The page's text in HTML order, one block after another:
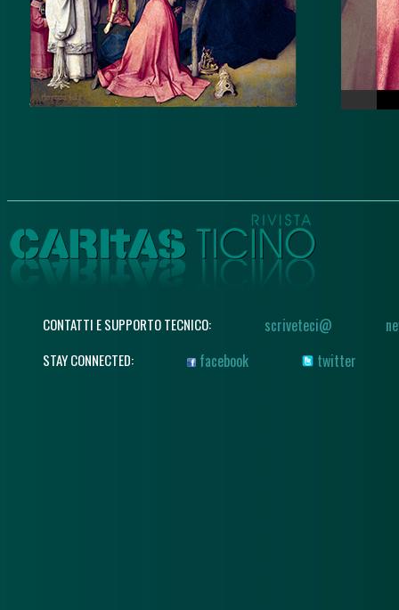
CONTATTI E SUPPORTO TECNICO: scriveteci@
STAY CONNECTED: facebook twitter